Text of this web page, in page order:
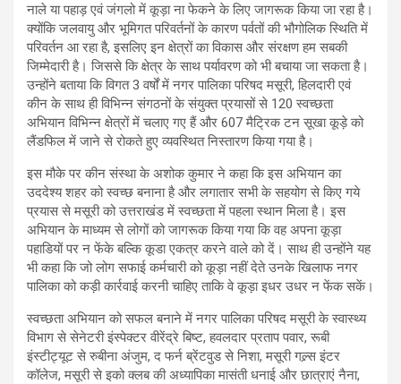
नाले या पहाड़ एवं जंगलो में कूड़ा ना फेकने के लिए जागरूक किया जा रहा है।
क्योंकि जलवायु और भूमिगत परिवर्तनों के कारण पर्वतों की भौगोलिक स्थिति में
परिवर्तन आ रहा है, इसलिए इन क्षेत्रों का विकास और संरक्षण हम सबकी
जिम्मेदारी है। जिससे कि क्षेत्र के साथ पर्यावरण को भी बचाया जा सकता है।
उन्होंने बताया कि विगत 3 वर्षों में नगर पालिका परिषद मसूरी, हिलदारी एवं
कीन के साथ ही विभिन्न संगठनों के संयुक्त प्रयासों से 120 स्वच्छता
अभियान विभिन्न क्षेत्रों में चलाए गए हैं और 607 मैट्रिक टन सूखा कूड़े को
लैंडफिल में जाने से रोकते हुए व्यवस्थित निस्तारण किया गया है।
इस मौके पर कीन संस्था के अशोक कुमार ने कहा कि इस अभियान का
उददेश्य शहर को स्वच्छ बनाना है और लगातार सभी के सहयोग से किए गये
प्रयास से मसूरी को उत्तराखंड में स्वच्छता में पहला स्थान मिला है। इस
अभियान के माध्यम से लोगों को जागरूक किया गया कि वह अपना कूड़ा
पहाडियों पर न फेंके बल्कि कूडा एकत्र करने वाले को दें। साथ ही उन्होंने यह
भी कहा कि जो लोग सफाई कर्मचारी को कूड़ा नहीं देते उनके खिलाफ नगर
पालिका को कड़ी कार्रवाई करनी चाहिए ताकि वे कूड़ा इधर उधर न फेंक सकें।
स्वच्छता अभियान को सफल बनाने में नगर पालिका परिषद मसूरी के स्वास्थ्य
विभाग से सेनेटरी इंस्पेक्टर वीरेंद्रे बिष्ट, हवलदार प्रताप पवार, रूबी
इंस्टीट्यूट से रुबीना अंजुम, द फर्न ब्रेंटवुड से निशा, मसूरी गल्र्स इंटर
कॉलेज, मसूरी से इको क्लब की अध्यापिका मासंती धनाई और छात्राएं नैना,